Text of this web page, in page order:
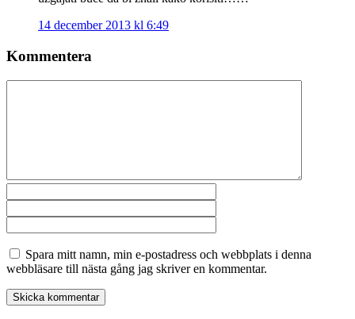
14 december 2013 kl 6:49
Kommentera
Spara mitt namn, min e-postadress och webbplats i denna
webbläsare till nästa gång jag skriver en kommentar.